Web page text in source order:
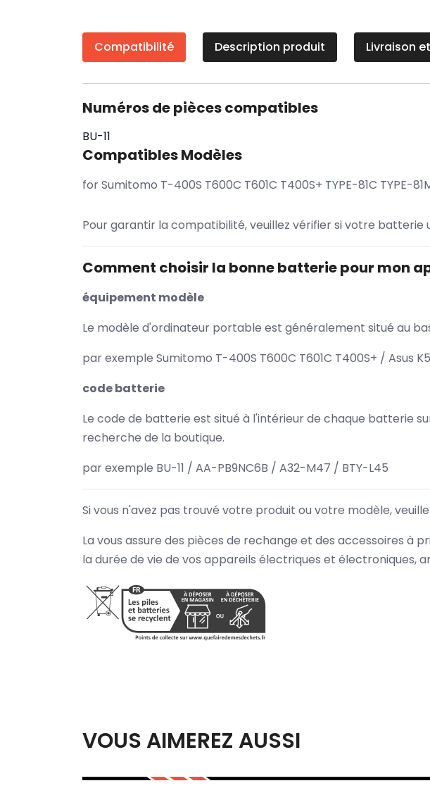
Compatibilité Description produit Livraison
Numéros de pièces compatibles
BU-11
Compatibles Modèles
for Sumitomo T-400S T600C T601C T400S+ TYPE-81C TYPE-
Pour garantir la compatibilité, veuillez vérifier si votre
Comment choisir la bonne batterie pour mon
équipement modèle
Le modèle d'ordinateur portable est généralement situé au
par exemple Sumitomo T-400S T600C T601C T400S+ / Asus
code batterie
Le code de batterie est situé à l'intérieur de chaque batterie
recherche de la boutique.
par exemple BU-11 / AA-PB9NC6B / A32-M47 / BTY-L45
Si vous n'avez pas trouvé votre produit ou votre modèle,
La vous assure des pièces de rechange et des accessoires à
la durée de vie de vos appareils électriques et électroniques,
VOUS AIMEREZ AUSSI